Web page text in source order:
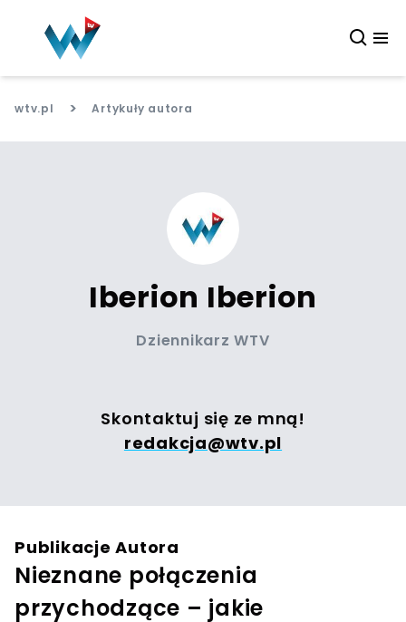
wtv.pl > Artykuły autora
Iberion Iberion
Dziennikarz WTV
Skontaktuj się ze mną!
redakcja@wtv.pl
Publikacje Autora
Nieznane połączenia
przychodzące – jakie